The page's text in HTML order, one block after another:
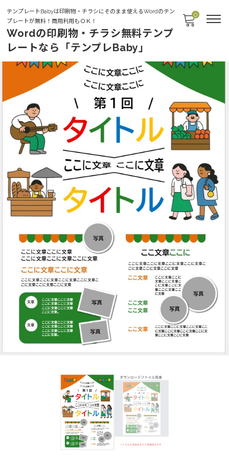
テンプレートBabyは印刷物・チラシにそのまま使えるWordのテン
プレートが無料！商用利用もＯＫ！
Wordの印刷物・チラシ無料テンプ
レートなら「テンプレBaby」
0